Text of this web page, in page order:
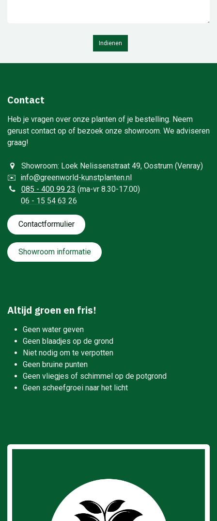
Indienen
Contact
Heb je vragen over onze planten of je bestelling. Neem
gerust contact op of bezoek onze showroom. We adviseren
graag!
Showroom: Loek Nelissenstraat 49, Oostrum (Venray)
✉️ info@greenworld-kunstplanten.nl
085 - 400 99 23 (ma-vr 8.30-17.00)
06 - 15 54 63 26
Contactformulie​​​​​​​​r
Showroom informatie
Altijd groen en fris!
Geen water geven
Geen blaadjes op de grond
Niet nodig om te verpotten
Geen bruine punten
Geen vliegjes of schimmel op de potgrond
Geen scheefgroei naar het licht